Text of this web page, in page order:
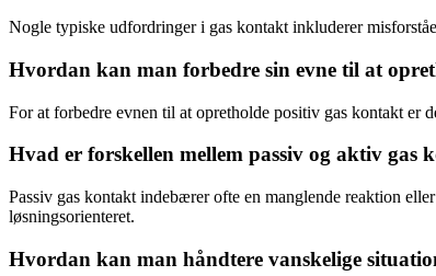
Nogle typiske udfordringer i gas kontakt inkluderer
Hvordan kan man forbedre sin evne til at
For at forbedre evnen til at opretholde positiv gas kontakt er
Hvad er forskellen mellem passiv og aktiv gas
Passiv gas kontakt indebærer ofte en manglende reaktion
løsningsorienteret.
Hvordan kan man håndtere vanskelige